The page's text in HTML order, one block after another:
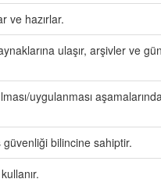
ve hazırlar.
ulaşır, arşivler ve
uygulanması
bilincine sahiptir.